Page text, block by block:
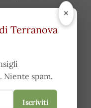
×
Terranova
Niente spam.
Iscriviti